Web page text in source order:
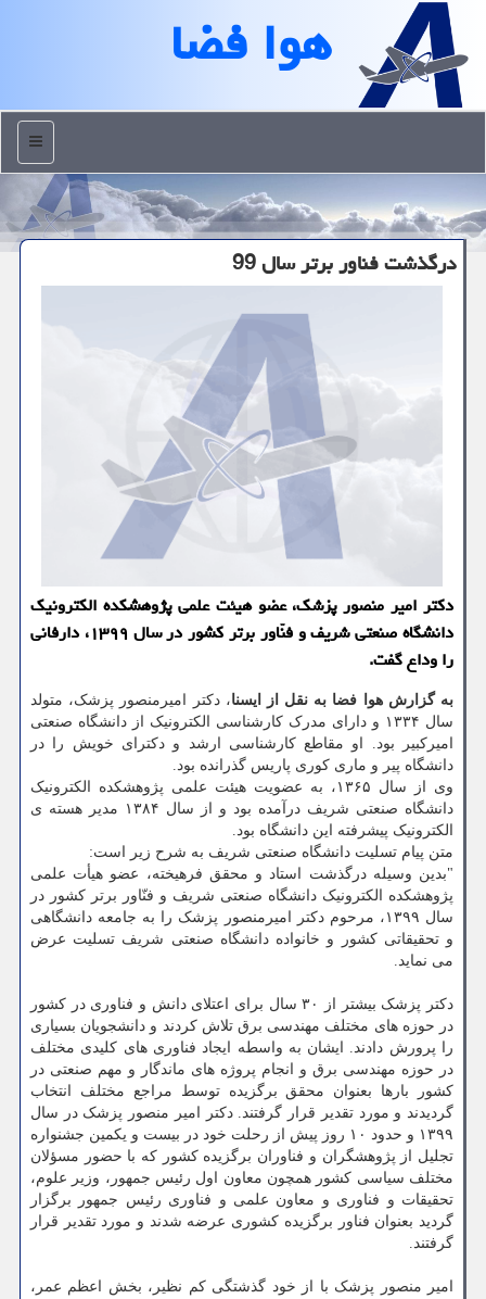
هوا فضا
منو
درگذشت فناور برتر سال 99
دکتر امیر منصور پزشک، عضو هیئت علمی پژوهشکده الکترونیک
دانشگاه صنعتی شریف و فنّاور برتر کشور در سال ۱۳۹۹، دارفانی
را وداع گفت.
به گزارش هوا فضا به نقل از ایسنا، دکتر امیرمنصور پزشک، متولد
سال ۱۳۳۴ و دارای مدرک کارشناسی الکترونیک از دانشگاه صنعتی
امیرکبیر بود. او مقاطع کارشناسی ارشد و دکترای خویش را در
دانشگاه پیر و ماری کوری پاریس گذرانده بود.
وی از سال ۱۳۶۵، به عضویت هیئت علمی پژوهشکده الکترونیک
دانشگاه صنعتی شریف درآمده بود و از سال ۱۳۸۴ مدیر هسته ی
الکترونیک پیشرفته این دانشگاه بود.
متن پیام تسلیت دانشگاه صنعتی شریف به شرح زیر است:
"بدین وسیله درگذشت استاد و محقق فرهیخته، عضو هیأت علمی
پژوهشکده الکترونیک دانشگاه صنعتی شریف و فنّاور برتر کشور در
سال ۱۳۹۹، مرحوم دکتر امیرمنصور پزشک را به جامعه دانشگاهی
و تحقیقاتی کشور و خانواده دانشگاه صنعتی شریف تسلیت عرض
می نماید.
دکتر پزشک بیشتر از ۳۰ سال برای اعتلای دانش و فناوری در کشور
در حوزه های مختلف مهندسی برق تلاش کردند و دانشجویان بسیاری
را پرورش دادند. ایشان به واسطه ایجاد فناوری های کلیدی مختلف
در حوزه مهندسی برق و انجام پروژه های ماندگار و مهم صنعتی در
کشور بارها بعنوان محقق برگزیده توسط مراجع مختلف انتخاب
گردیدند و مورد تقدیر قرار گرفتند. دکتر امیر منصور پزشک در سال
۱۳۹۹ و حدود ۱۰ روز پیش از رحلت خود در بیست و یکمین جشنواره
تجلیل از پژوهشگران و فناوران برگزیده کشور که با حضور مسؤلان
مختلف سیاسی کشور همچون معاون اول رئیس جمهور، وزیر علوم،
تحقیقات و فناوری و معاون علمی و فناوری رئیس جمهور برگزار
گردید بعنوان فناور برگزیده کشوری عرضه شدند و مورد تقدیر قرار
گرفتند.
امیر منصور پزشک با از خود گذشتگی کم نظیر، بخش اعظم عمر،